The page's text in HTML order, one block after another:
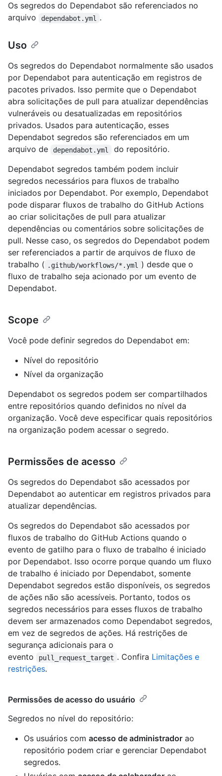
Os segredos do Dependabot são referenciados no
arquivo
dependabot.yml .
Uso
Os segredos do Dependabot normalmente são usados
por Dependabot para autenticação em registros de
pacotes privados. Isso permite que o Dependabot
abra solicitações de pull para atualizar dependências
vulneráveis ou desatualizadas em repositórios
privados. Usados para autenticação, esses
Dependabot segredos são referenciados em um
arquivo de
dependabot.yml
do repositório.
Dependabot segredos também podem incluir
segredos necessários para fluxos de trabalho
iniciados por Dependabot. Por exemplo, Dependabot
pode disparar fluxos de trabalho do GitHub Actions
ao criar solicitações de pull para atualizar
dependências ou comentários sobre solicitações de
pull. Nesse caso, os segredos do Dependabot podem
ser referenciados a partir de arquivos de fluxo de
trabalho ( .github/workflows/*.yml
) desde que o
fluxo de trabalho seja acionado por um evento de
Dependabot.
Scope
Você pode definir segredos do Dependabot em:
Nível do repositório
Nível da organização
Dependabot os segredos podem ser compartilhados
entre repositórios quando definidos no nível da
organização. Você deve especificar quais repositórios
na organização podem acessar o segredo.
Permissões de acesso
Os segredos do Dependabot são acessados por
Dependabot ao autenticar em registros privados para
atualizar dependências.
Os segredos do Dependabot são acessados por
fluxos de trabalho do GitHub Actions quando o
evento de gatilho para o fluxo de trabalho é iniciado
por Dependabot. Isso ocorre porque quando um fluxo
de trabalho é iniciado por Dependabot, somente
Dependabot segredos estão disponíveis, os segredos
de ações não são acessíveis. Portanto, todos os
segredos necessários para esses fluxos de trabalho
devem ser armazenados como Dependabot segredos,
em vez de segredos de ações. Há restrições de
segurança adicionais para o
evento
pull_request_target . Confira Limitações e
restrições.
Permissões de acesso do usuário
Segredos no nível do repositório:
Os usuários com acesso de administrador ao
repositório podem criar e gerenciar Dependabot
segredos.